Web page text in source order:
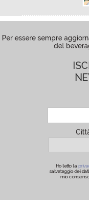
Per essere sempre
del
Ho letto la
salvataggio dei
mio